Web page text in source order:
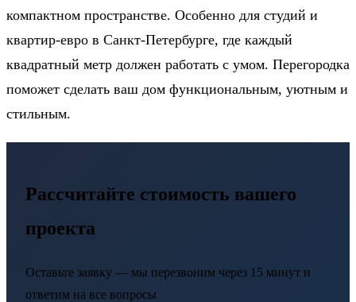
компактном пространстве. Особенно для студий и
квартир-евро в Санкт-Петербурге, где каждый
квадратный метр должен работать с умом. Перегородка
поможет сделать ваш дом функциональным, уютным и
стильным.
Рассчитайте стоимость вашего
проекта
Оставьте заявку — мы перезвоним через 15 минут и
ответим на все вопросы